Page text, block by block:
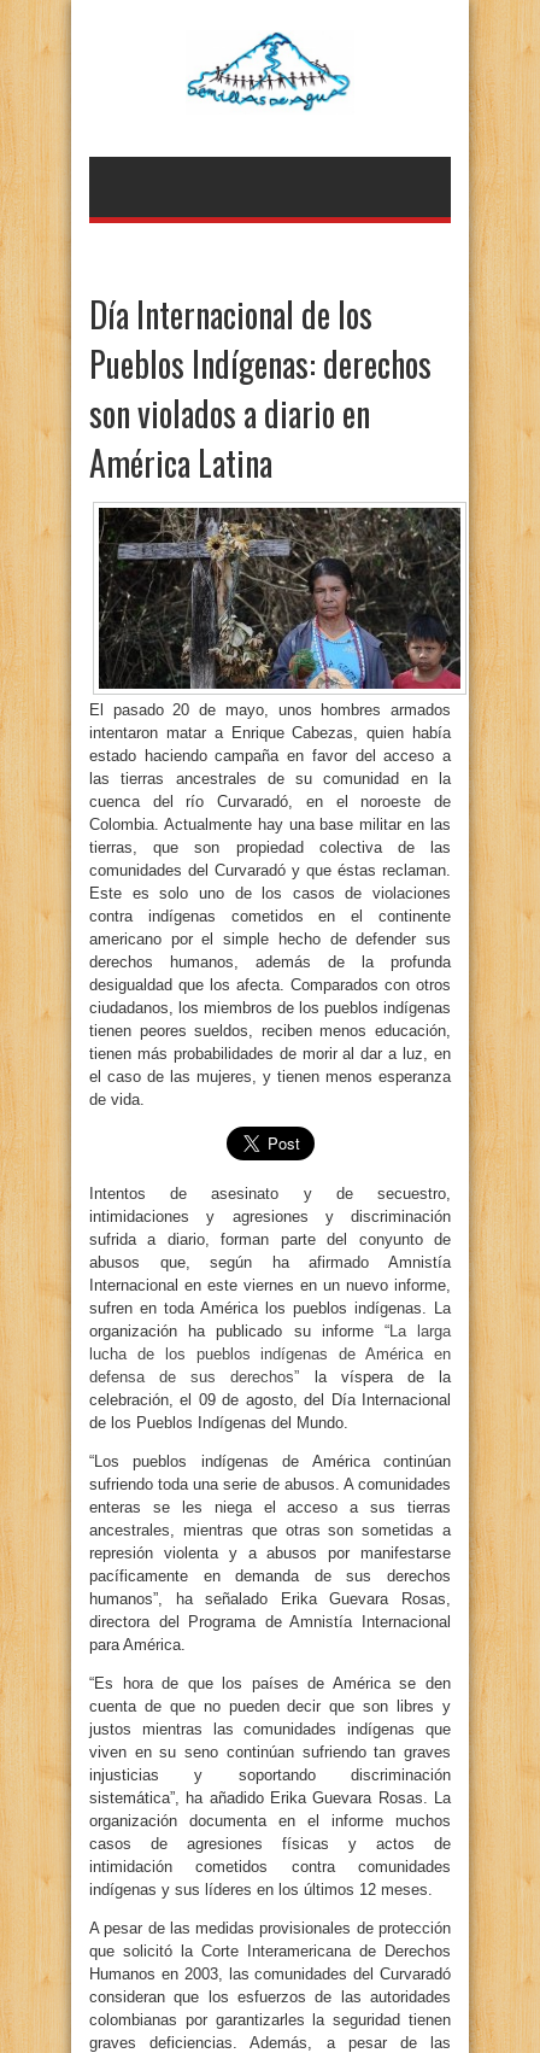
Día Internacional de los
Pueblos Indígenas: derechos
son violados a diario en
América Latina
El pasado 20 de mayo, unos hombres armados
intentaron matar a Enrique Cabezas, quien había
estado haciendo campaña en favor del acceso a
las tierras ancestrales de su comunidad en la
cuenca del río Curvaradó, en el noroeste de
Colombia. Actualmente hay una base militar en las
tierras, que son propiedad colectiva de las
comunidades del Curvaradó y que éstas reclaman.
Este es solo uno de los casos de violaciones
contra indígenas cometidos en el continente
americano por el simple hecho de defender sus
derechos humanos, además de la profunda
desigualdad que los afecta. Comparados con otros
ciudadanos, los miembros de los pueblos indígenas
tienen peores sueldos, reciben menos educación,
tienen más probabilidades de morir al dar a luz, en
el caso de las mujeres, y tienen menos esperanza
de vida.
Intentos de asesinato y de secuestro,
intimidaciones y agresiones y discriminación
sufrida a diario, forman parte del conyunto de
abusos que, según ha afirmado Amnistía
Internacional en este viernes en un nuevo informe,
sufren en toda América los pueblos indígenas. La
organización ha publicado su informe “La larga
lucha de los pueblos indígenas de América en
defensa de sus derechos” la víspera de la
celebración, el 09 de agosto, del Día Internacional
de los Pueblos Indígenas del Mundo.
“Los pueblos indígenas de América continúan
sufriendo toda una serie de abusos. A comunidades
enteras se les niega el acceso a sus tierras
ancestrales, mientras que otras son sometidas a
represión violenta y a abusos por manifestarse
pacíficamente en demanda de sus derechos
humanos”, ha señalado Erika Guevara Rosas,
directora del Programa de Amnistía Internacional
para América.
“Es hora de que los países de América se den
cuenta de que no pueden decir que son libres y
justos mientras las comunidades indígenas que
viven en su seno continúan sufriendo tan graves
injusticias y soportando discriminación
sistemática”, ha añadido Erika Guevara Rosas. La
organización documenta en el informe muchos
casos de agresiones físicas y actos de
intimidación cometidos contra comunidades
indígenas y sus líderes en los últimos 12 meses.
A pesar de las medidas provisionales de protección
que solicitó la Corte Interamericana de Derechos
Humanos en 2003, las comunidades del Curvaradó
consideran que los esfuerzos de las autoridades
colombianas por garantizarles la seguridad tienen
graves deficiencias. Además, a pesar de las